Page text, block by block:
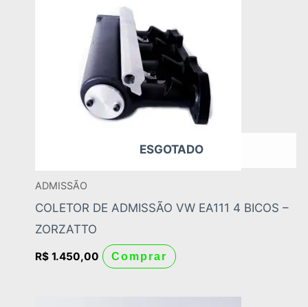
ESGOTADO
ADMISSÃO
COLETOR DE ADMISSÃO VW EA111 4 BICOS –
ZORZATTO
R$ 1.450,00 Comprar